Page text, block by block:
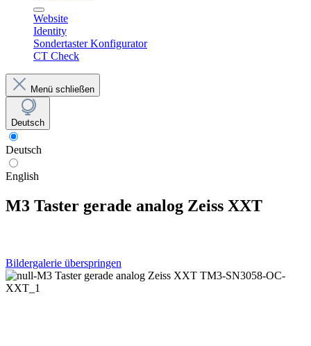
Website
Identity
Sondertaster Konfigurator
CT Check
Menü schließen
Deutsch
Deutsch
English
M3 Taster gerade analog Zeiss XXT
Bildergalerie überspringen